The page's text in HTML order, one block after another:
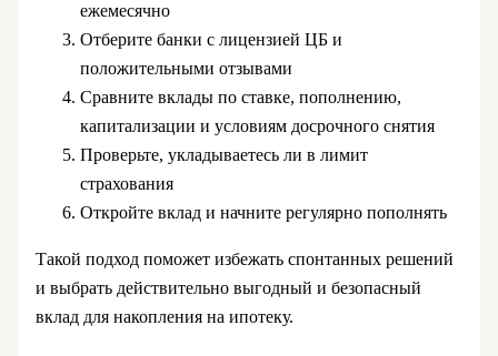
ежемесячно
Отберите банки с лицензией ЦБ и
положительными отзывами
Сравните вклады по ставке, пополнению,
капитализации и условиям досрочного снятия
Проверьте, укладываетесь ли в лимит
страхования
Откройте вклад и начните регулярно пополнять
Такой подход поможет избежать спонтанных решений
и выбрать действительно выгодный и безопасный
вклад для накопления на ипотеку.